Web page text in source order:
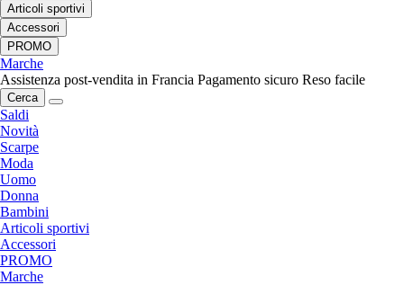
Articoli sportivi
Accessori
PROMO
Marche
Assistenza post-vendita in Francia Pagamento sicuro Reso facile
Cerca
Saldi
Novità
Scarpe
Moda
Uomo
Donna
Bambini
Articoli sportivi
Accessori
PROMO
Marche